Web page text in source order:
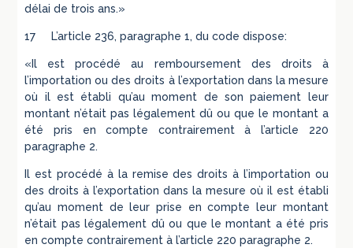
délai de trois ans.»
17 L’article 236, paragraphe 1, du code dispose:
«Il est procédé au remboursement des droits à
l’importation ou des droits à l’exportation dans la mesure
où il est établi qu’au moment de son paiement leur
montant n’était pas légalement dû ou que le montant a
été pris en compte contrairement à l’article 220
paragraphe 2.
Il est procédé à la remise des droits à l’importation ou
des droits à l’exportation dans la mesure où il est établi
qu’au moment de leur prise en compte leur montant
n’était pas légalement dû ou que le montant a été pris
en compte contrairement à l’article 220 paragraphe 2.